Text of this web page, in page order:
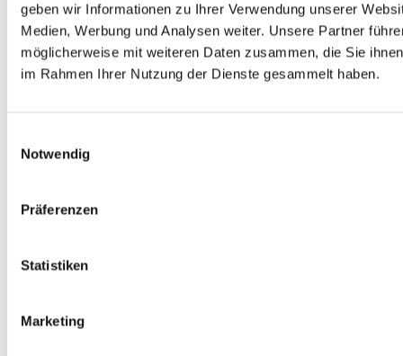
geben wir Informationen zu Ihrer Verwendung unserer
Medien, Werbung und Analysen weiter. Unsere Partner
möglicherweise mit weiteren Daten zusammen, die Sie
im Rahmen Ihrer Nutzung der Dienste gesammelt haben.
Notwendig
Präferenzen
Statistiken
Marketing
Hand Cream
30 ml (63,30 € / 100 ml)